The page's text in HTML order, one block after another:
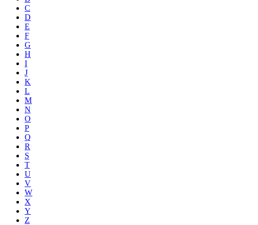
C
D
E
F
G
H
I
J
K
L
M
N
O
P
Q
R
S
T
U
V
W
X
Y
Z